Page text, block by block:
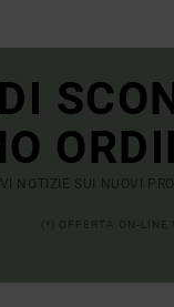
NOTIZIE SUI NUOVI